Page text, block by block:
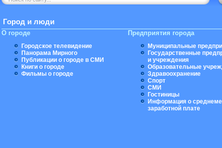
Город и люди
О городе
Городское телевидение
Панорама Мирного
Публикации о городе в СМИ
Книги о городе
Фильмы о городе
Предприятия города
Муниципальные
Государственные
и учреждения
Образовательные
Здравоохранение
Спорт
СМИ
Гостиницы
Информация о
заработной плате